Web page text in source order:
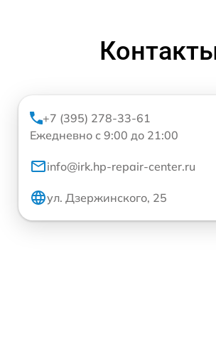
+7 (395) 278-33-61
Ежедневно с 9:00 до 21:00
info@irk.hp-repair-center.ru
ул. Дзержинского, 25